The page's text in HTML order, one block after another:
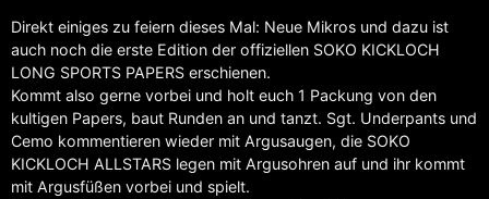
Direkt einiges zu feiern dieses Mal: Neue Mikros und dazu ist
auch noch die erste Edition der offiziellen SOKO KICKLOCH
LONG SPORTS PAPERS erschienen.
Kommt also gerne vorbei und holt euch 1 Packung von den
kultigen Papers, baut Runden an und tanzt. Sgt. Underpants und
Cemo kommentieren wieder mit Argusaugen, die SOKO
KICKLOCH ALLSTARS legen mit Argusohren auf und ihr kommt
mit Argusfüßen vorbei und spielt.